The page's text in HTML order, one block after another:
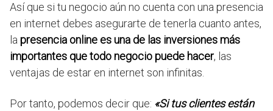
Así que si tu negocio aún no cuenta con una presencia
en internet debes asegurarte de tenerla cuanto antes,
lapresencia online es una de las inversiones más
importantes que todo negocio puede hacer, las
ventajas de estar en internet son infinitas.
Por tanto, podemos decir que: «Si tus clientes están